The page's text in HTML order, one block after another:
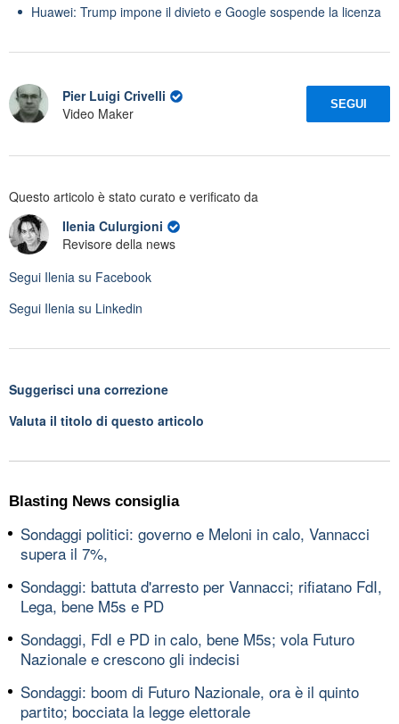
Huawei: Trump impone il divieto e Google sospende la licenza
Pier Luigi Crivelli
Video Maker
SEGUI
Questo articolo è stato curato e verificato da
Ilenia Culurgioni
Revisore della news
Segui Ilenia su Facebook
Segui Ilenia su Linkedin
Suggerisci una correzione
Valuta il titolo di questo articolo
Blasting News consiglia
Sondaggi politici: governo e Meloni in calo, Vannacci
supera il 7%,
Sondaggi: battuta d'arresto per Vannacci; rifiatano FdI,
Lega, bene M5s e PD
Sondaggi, FdI e PD in calo, bene M5s; vola Futuro
Nazionale e crescono gli indecisi
Sondaggi: boom di Futuro Nazionale, ora è il quinto
partito; bocciata la legge elettorale